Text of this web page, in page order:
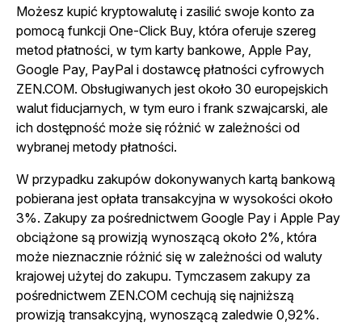
Możesz kupić kryptowalutę i zasilić swoje konto za
pomocą funkcji One-Click Buy, która oferuje szereg
metod płatności, w tym karty bankowe, Apple Pay,
Google Pay, PayPal i dostawcę płatności cyfrowych
ZEN.COM. Obsługiwanych jest około 30 europejskich
walut fiducjarnych, w tym euro i frank szwajcarski, ale
ich dostępność może się różnić w zależności od
wybranej metody płatności.
W przypadku zakupów dokonywanych kartą bankową
pobierana jest opłata transakcyjna w wysokości około
3%. Zakupy za pośrednictwem Google Pay i Apple Pay
obciążone są prowizją wynoszącą około 2%, która
może nieznacznie różnić się w zależności od waluty
krajowej użytej do zakupu. Tymczasem zakupy za
pośrednictwem ZEN.COM cechują się najniższą
prowizją transakcyjną, wynoszącą zaledwie 0,92%.